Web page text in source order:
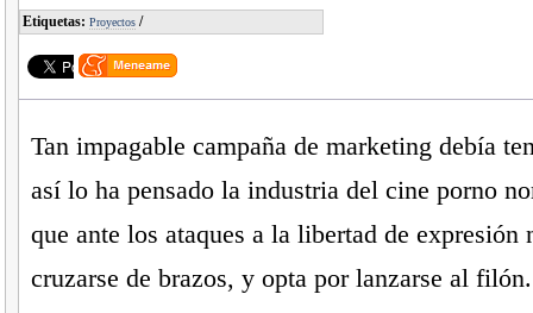
Etiquetas: Proyectos/
Tan impagable campaña de marketing debía
así lo ha pensado la industria del cine porno
que ante los ataques a la libertad de expresión
cruzarse de brazos, y opta por lanzarse al filón.